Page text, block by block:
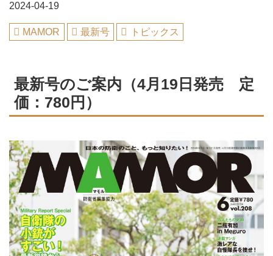
2024-04-19
MAMOR 最新号 トピックス
最新号のご案内（4月19日発売 定
価：780円）